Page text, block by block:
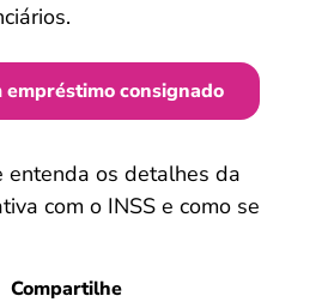
empréstimo consignado
entenda os detalhes da
com o INSS e como se
Compartilhe